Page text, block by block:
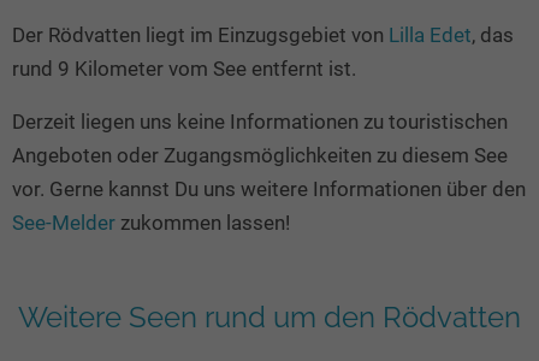
Österreich
Frankreich
Niederlande
Schweden
alle Länder…
Der Rödvatten liegt im Einzugsgebiet von Lilla Edet, das
rund 9 Kilometer vom See entfernt ist.
Derzeit liegen uns keine Informationen zu touristischen
Angeboten oder Zugangsmöglichkeiten zu diesem See
vor. Gerne kannst Du uns weitere Informationen über den
See-Melder zukommen lassen!
Weitere Seen rund um den Rödvatten